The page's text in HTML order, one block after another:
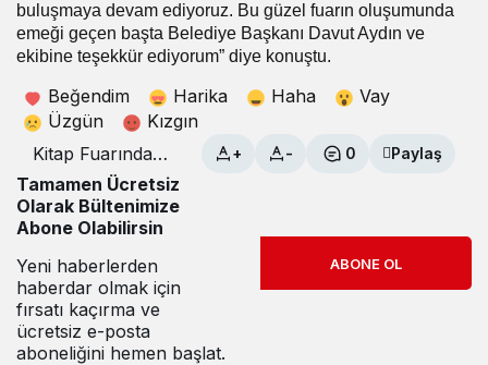
buluşmaya devam ediyoruz. Bu güzel fuarın oluşumunda
emeği geçen başta Belediye Başkanı Davut Aydın ve
ekibine teşekkür ediyorum” diye konuştu.
Beğendim Harika Haha
Vay
Üzgün
Kızgın
Kitap Fuarında
Yazar Adana’ya
yoğun ilgi
+ - 0 Paylaş
Tamamen Ücretsiz
Olarak Bültenimize
Abone Olabilirsin
Yeni haberlerden
haberdar olmak için
fırsatı kaçırma ve
ücretsiz e-posta
aboneliğini hemen başlat.
ABONE OL